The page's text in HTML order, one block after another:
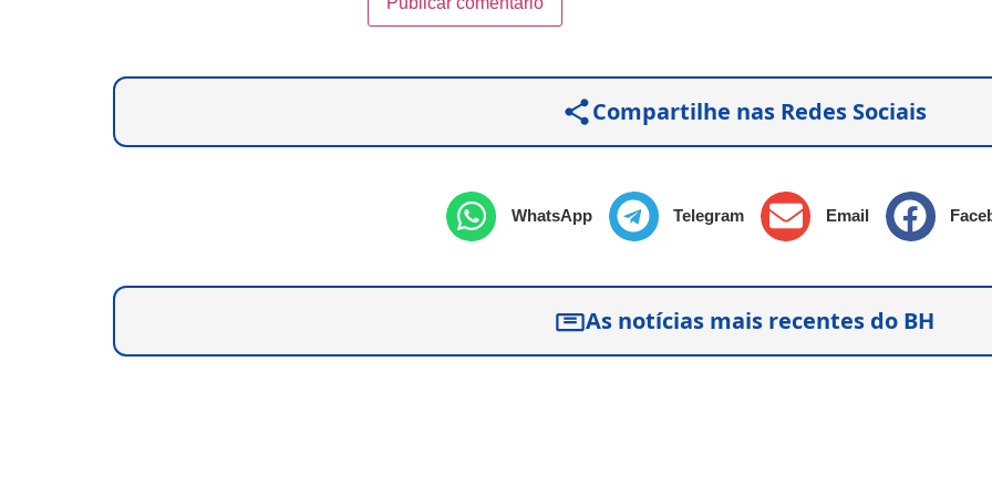
Compartilhe nas Redes Sociais
WhatsApp Telegram Email
As notícias mais recentes do BH